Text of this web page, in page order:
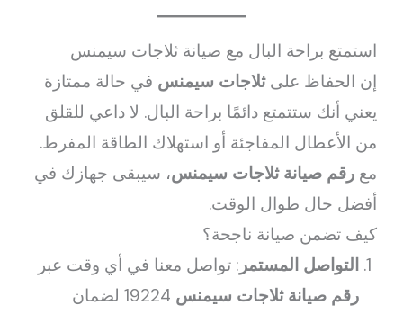
استمتع براحة البال مع صيانة ثلاجات سيمنس
إن الحفاظ علىثلاجات سيمنس في حالة ممتازة
يعني أنك ستتمتع دائمًا براحة البال. لا داعي للقلق
من الأعطال المفاجئة أو استهلاك الطاقة المفرط.
معرقم صيانة ثلاجات سيمنس، سيبقى جهازك في
أفضل حال طوال الوقت.
كيف تضمن صيانة ناجحة؟
التواصل المستمر : تواصل معنا في أي وقت عبر
رقم صيانة ثلاجات سيمنس
19224 لضمان